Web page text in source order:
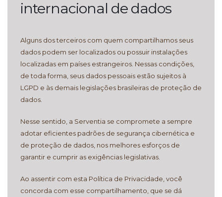
internacional de dados
Alguns dos terceiros com quem compartilhamos seus
dados podem ser localizados ou possuir instalações
localizadas em países estrangeiros. Nessas condições,
de toda forma, seus dados pessoais estão sujeitos à
LGPD e às demais legislações brasileiras de proteção de
dados.
Nesse sentido, a Serventia se compromete a sempre
adotar eficientes padrões de segurança cibernética e
de proteção de dados, nos melhores esforços de
garantir e cumprir as exigências legislativas.
Ao assentir com esta Política de Privacidade, você
concorda com esse compartilhamento, que se dá